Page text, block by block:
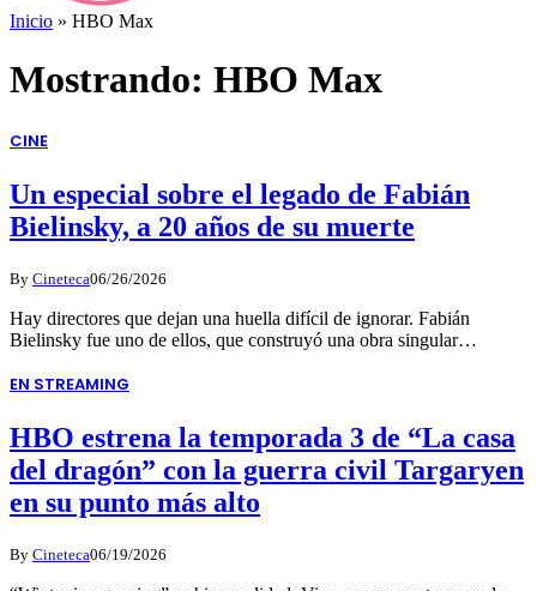
Inicio » HBO Max
Mostrando: HBO Max
CINE
Un especial sobre el legado de Fabián
Bielinsky, a 20 años de su muerte
By Cineteca06/26/2026
Hay directores que dejan una huella difícil de ignorar. Fabián
Bielinsky fue uno de ellos, que construyó una obra singular…
EN STREAMING
HBO estrena la temporada 3 de “La casa
del dragón” con la guerra civil Targaryen
en su punto más alto
By Cineteca06/19/2026